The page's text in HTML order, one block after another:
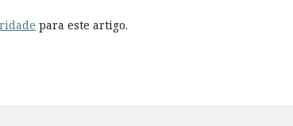
para este artigo.